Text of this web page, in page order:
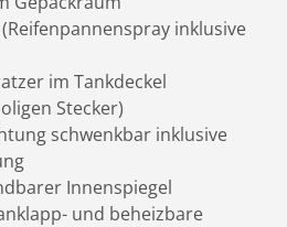
inklusive
im Tankdeckel
Stecker)
schwenkbar inklusive
Innenspiegel
und beheizbare